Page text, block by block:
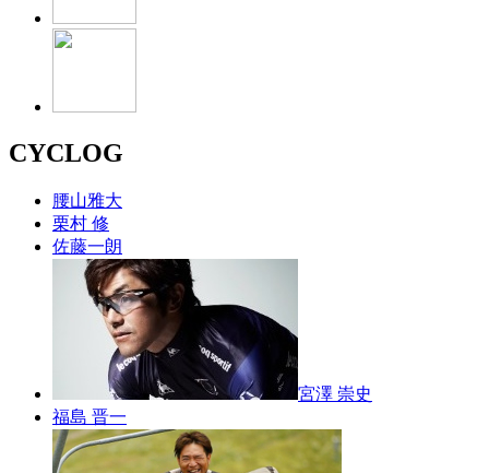
CYCLOG
腰山雅大
栗村 修
佐藤一朗
宮澤 崇史
福島 晋一